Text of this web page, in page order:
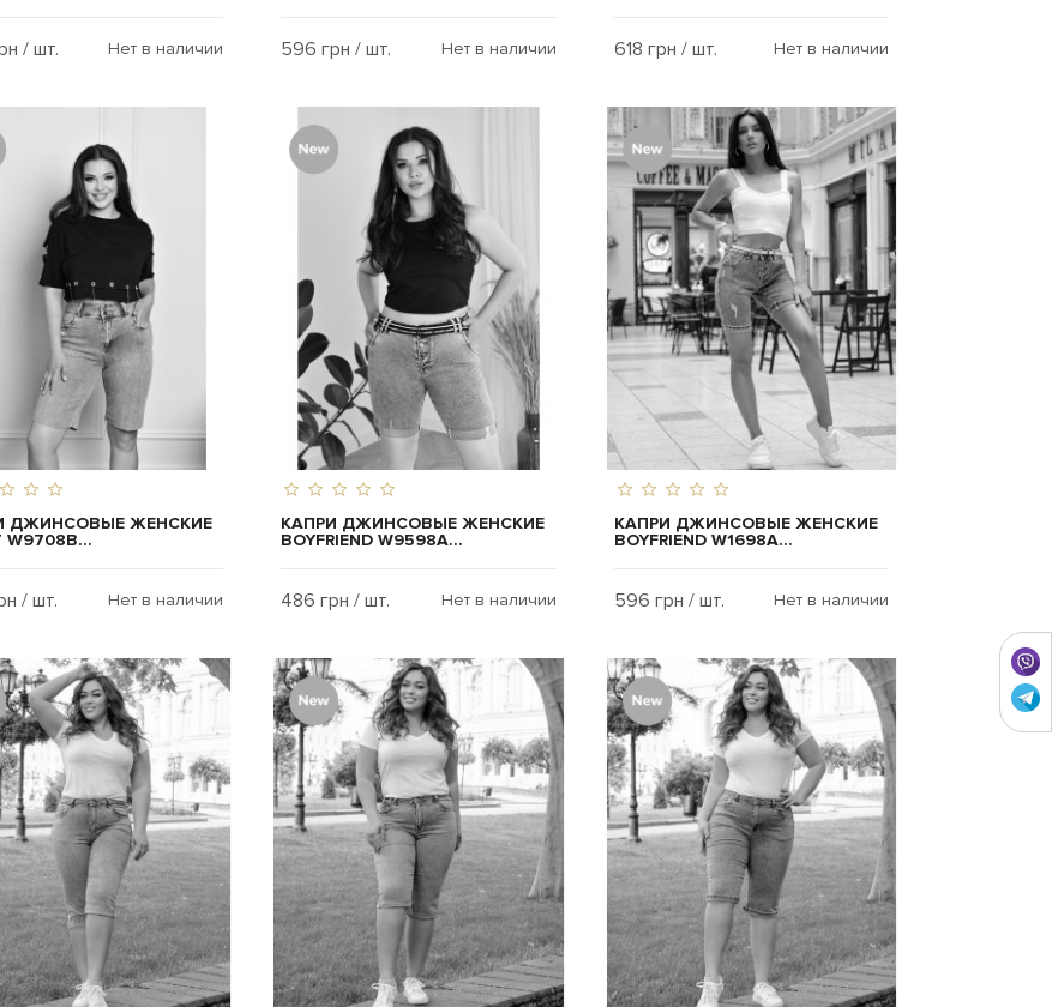
/ шт. Нет в наличии 596 грн / шт. Нет в наличии 618 грн / шт. Нет в наличии
ДЖИНСОВЫЕ ЖЕНСКИЕ
W9708B...
/ шт. Нет в наличии
КАПРИ ДЖИНСОВЫЕ ЖЕНСКИЕ
BOYFRIEND W9598A...
486 грн / шт. Нет в наличии
КАПРИ ДЖИНСОВЫЕ ЖЕНСКИЕ
BOYFRIEND W1698A...
596 грн / шт. Нет в наличии